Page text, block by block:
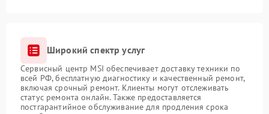
Широкий спектр услуг
Сервисный центр MSI обеспечивает доставку техники по
всей РФ, бесплатную диагностику и качественный ремонт,
включая срочный ремонт. Клиенты могут отслеживать
статус ремонта онлайн. Также предоставляется
постгарантийное обслуживание для продления срока